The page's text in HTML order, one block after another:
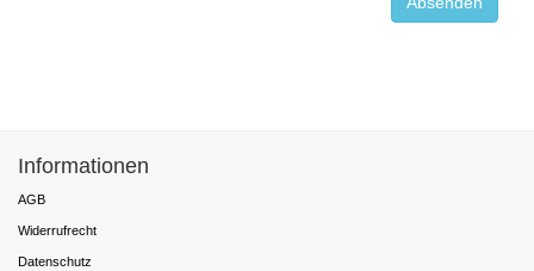
Informationen
AGB
Widerrufrecht
Datenschutz